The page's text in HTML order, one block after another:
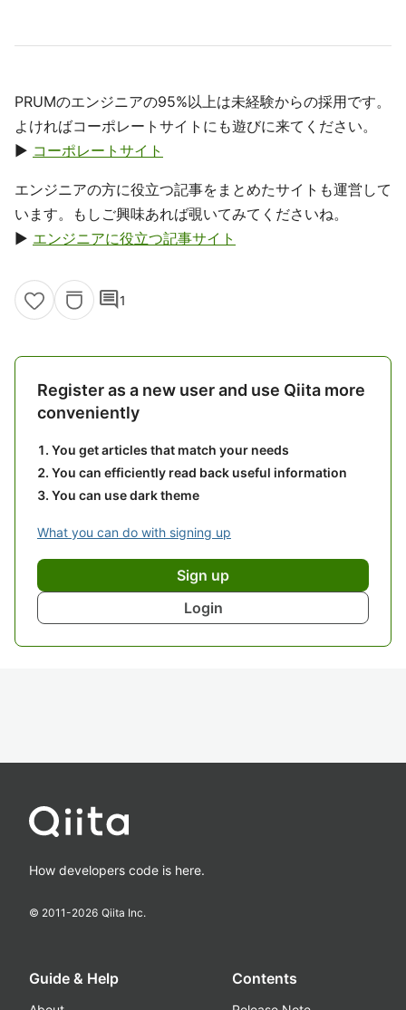
PRUMのエンジニアの95%以上は未経験からの採用です。
よければコーポレートサイトにも遊びに来てください。
▶ コーポレートサイト
エンジニアの方に役立つ記事をまとめたサイトも運営して
います。もしご興味あれば覗いてみてくださいね。
▶ エンジニアに役立つ記事サイト
comment1
Register as a new user and use Qiita more
conveniently
You get articles that match your needs
You can efficiently read back useful information
You can use dark theme
What you can do with signing up
Sign up
Login
How developers code is here.
© 2011-2026 Qiita Inc.
Guide & Help Contents